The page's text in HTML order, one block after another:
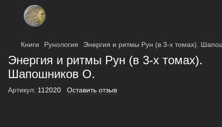
Книги Рунология Энергия и ритмы Рун (в 3-х томах).
Энергия и ритмы Рун (в 3-х томах).
Шапошников О.
Артикул: 112020 Оставить отзыв